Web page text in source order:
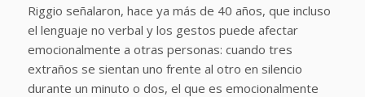
Riggio señalaron, hace ya más de 40 años, que incluso
el lenguaje no verbal y los gestos puede afectar
emocionalmente a otras personas: cuando tres
extraños se sientan uno frente al otro en silencio
durante un minuto o dos, el que es emocionalmente